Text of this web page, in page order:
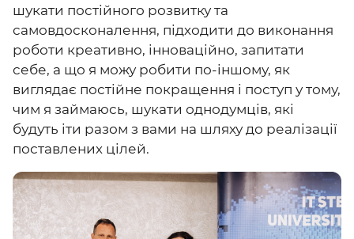
шукати постійного розвитку та
самовдосконалення, підходити до виконання
роботи креативно, інноваційно, запитати
себе, а що я можу робити по-іншому, як
виглядає постійне покращення і поступ у тому,
чим я займаюсь, шукати однодумців, які
будуть іти разом з вами на шляху до реалізації
поставлених цілей.